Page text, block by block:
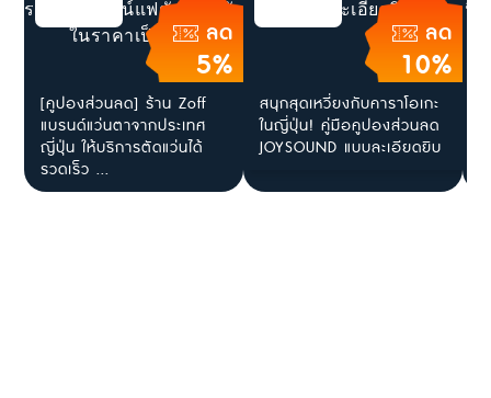
ลด
5%
[คูปองส่วนลด] ร้าน Zoff
แบรนด์แว่นตาจากประเทศ
ญี่ปุ่น ให้บริการตัดแว่นได้
รวดเร็ว ...
ลด
10%
สนุกสุดเหวี่ยงกับคาราโอเกะ
ในญี่ปุ่น! คู่มือคูปองส่วนลด
JOYSOUND แบบละเอียดยิบ